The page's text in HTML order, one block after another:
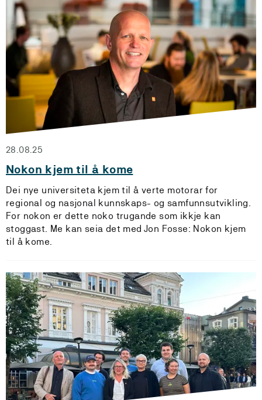
28.08.25
Nokon kjem til å kome
Dei nye universiteta kjem til å verte motorar for
regional og nasjonal kunnskaps- og samfunnsutvikling.
For nokon er dette noko trugande som ikkje kan
stoggast. Me kan seia det med Jon Fosse: Nokon kjem
til å kome.